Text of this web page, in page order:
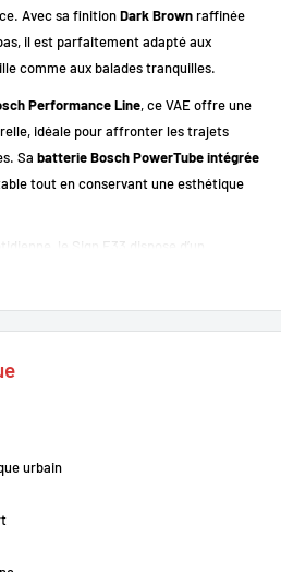
Avec sa finitionDark Brownraffinée
il est parfaitement adapté aux
comme aux balades tranquilles.
Performance Line, ce VAE offre une
idéale pour affronter les trajets
Sa batterie Bosch PowerTube intégrée
tout en conservant une esthétique
le Sign E33 dispose d’un
bas
urbain